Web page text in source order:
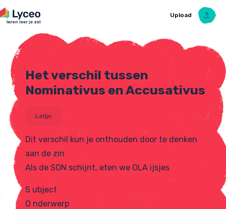
Upload
Upload Ezelsbruggetje
Het verschil tussen
Nominativus en Accusativus
Latijn
Dit verschil kun je onthouden door te denken
aan de zin
Als de SON schijnt, eten we OLA ijsjes
S ubject
O nderwerp